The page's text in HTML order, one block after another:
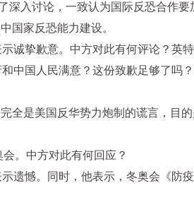
深入讨论，一致认为国际反恐合作
国家反恐能力建设。
诚挚歉意。中方对此有何评论？英
中国人民满意？这份致歉足够了吗
全是美国反华势力炮制的谎言，目
。中方对此有何回应？
遗憾。同时，他表示，冬奥会《防